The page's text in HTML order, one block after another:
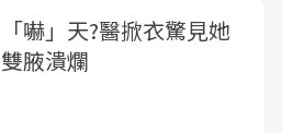
「嚇」天?醫掀衣驚見她
雙腋潰爛